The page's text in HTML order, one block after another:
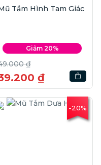
Tắm Hình Tam Giác
Giảm 20%
₫
₫
-20%